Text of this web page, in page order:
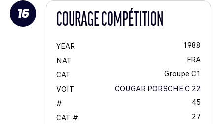
16 COURAGE COMPÉTITION
YEAR
1988
NAT
FRA
CAT
Groupe C1
VOIT
COUGAR PORSCHE C 22
#
45
CAT #
27